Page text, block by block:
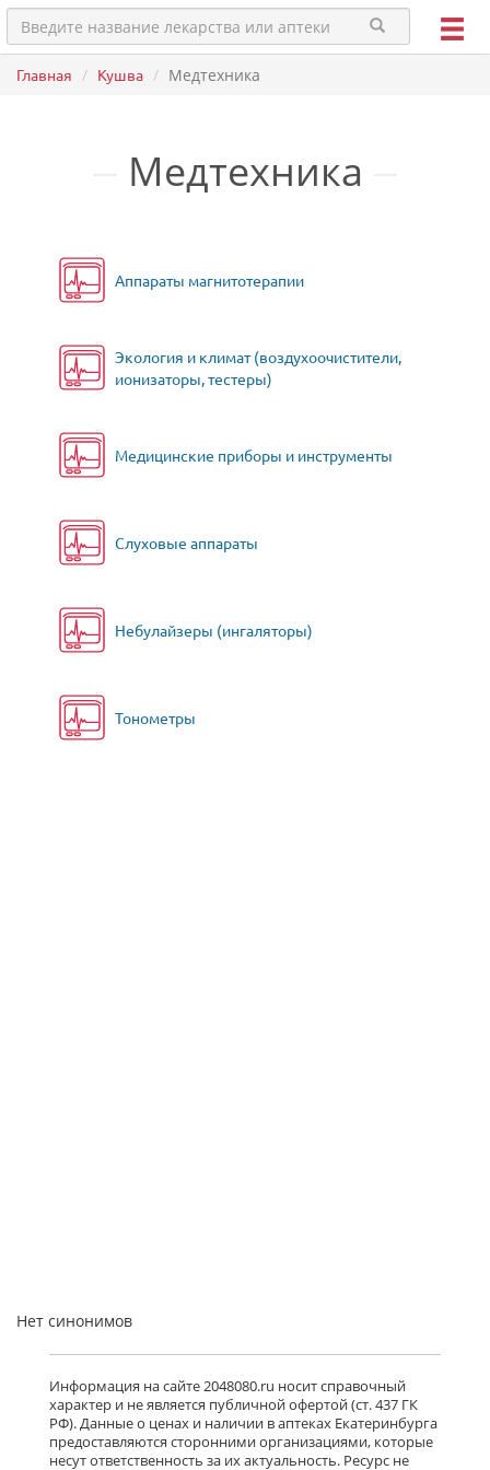
Главная Кушва Медтехника
Медтехника
Аппараты магнитотерапии
Экология и климат (воздухоочистители,
ионизаторы, тестеры)
Медицинские приборы и инструменты
Слуховые аппараты
Небулайзеры (ингаляторы)
Тонометры
Нет синонимов
Информация на сайте 2048080.ru носит справочный
характер и не является публичной офертой (ст. 437 ГК
РФ). Данные о ценах и наличии в аптеках Екатеринбурга
предоставляются сторонними организациями, которые
несут ответственность за их актуальность. Ресурс не